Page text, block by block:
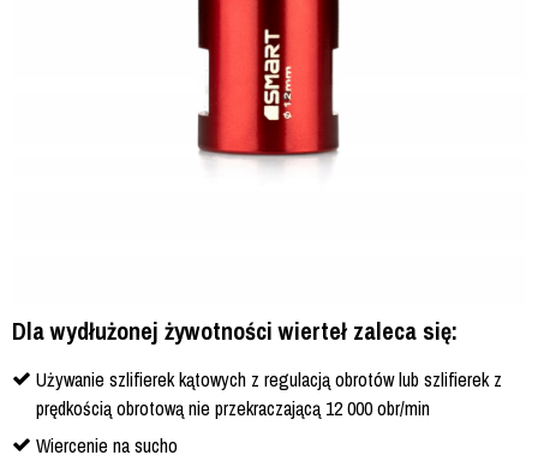
Dla wydłużonej żywotności wierteł zaleca się:
Używanie szlifierek kątowych z regulacją obrotów lub szlifierek z
prędkością obrotową nie przekraczającą 12 000 obr/min
Wiercenie na sucho